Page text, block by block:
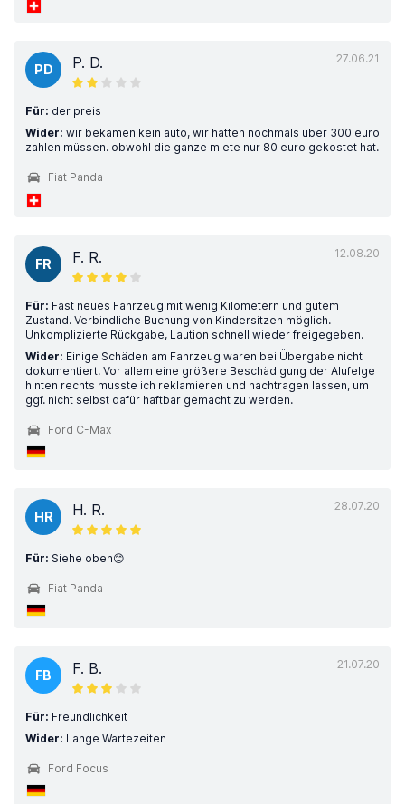
27.06.21
PD P. D.
Für: der preis
Wider: wir bekamen kein auto, wir hätten nochmals über 300 euro
zahlen müssen. obwohl die ganze miete nur 80 euro gekostet hat.
Fiat Panda
12.08.20
FR F. R.
Für: Fast neues Fahrzeug mit wenig Kilometern und gutem
Zustand. Verbindliche Buchung von Kindersitzen möglich.
Unkomplizierte Rückgabe, Laution schnell wieder freigegeben.
Wider: Einige Schäden am Fahrzeug waren bei Übergabe nicht
dokumentiert. Vor allem eine größere Beschädigung der Alufelge
hinten rechts musste ich reklamieren und nachtragen lassen, um
ggf. nicht selbst dafür haftbar gemacht zu werden.
Ford C-Max
28.07.20
HR H. R.
Für: Siehe oben😊
Fiat Panda
21.07.20
FB F. B.
Für: Freundlichkeit
Wider: Lange Wartezeiten
Ford Focus